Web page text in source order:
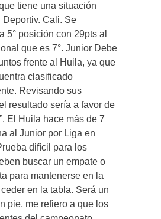
tiene una situación
Cali. Se
5° posición con 29pts al
que es 7°. Junior Debe
frente al Huila, ya que
clasificado
Revisando sus
resultado sería a favor de
El Huila hace más de 7
al Junior por Liga en
difícil para los
buscar un empate o
para mantenerse en la
en la tabla. Será un
pie, me refiero a que los